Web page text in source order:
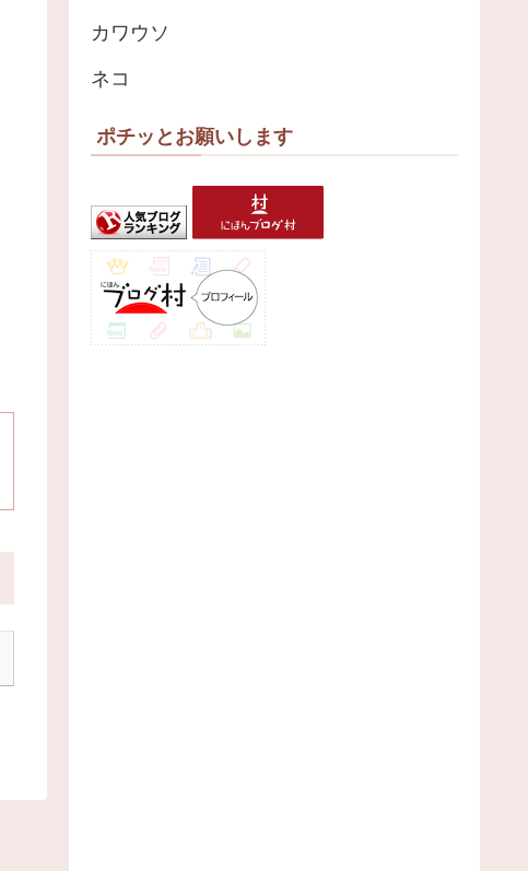
カワウソ
ネコ
ポチッとお願いします